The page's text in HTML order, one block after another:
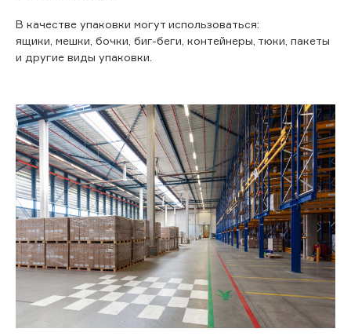
В качестве упаковки могут использоваться:
ящики, мешки, бочки, биг-беги, контейнеры, тюки, пакеты
и другие виды упаковки.